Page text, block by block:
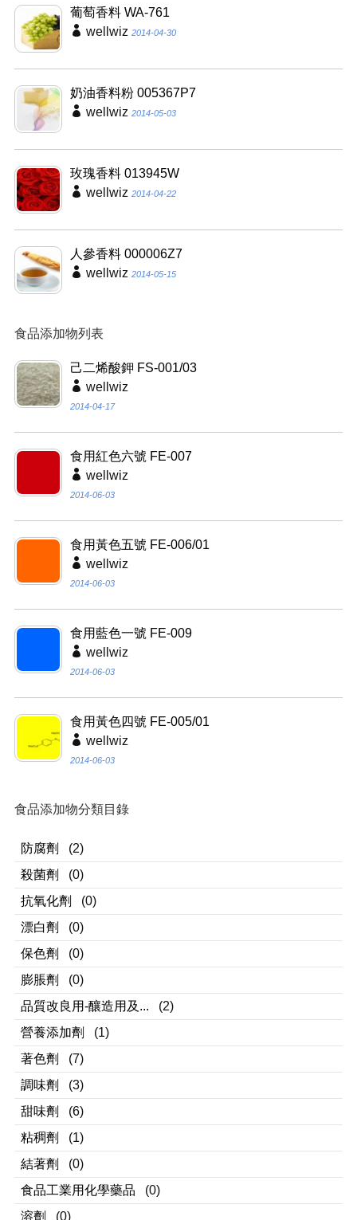
葡萄香料 WA-761
wellwiz 2014-04-30
奶油香料粉 005367P7
wellwiz 2014-05-03
玫瑰香料 013945W
wellwiz 2014-04-22
人參香料 000006Z7
wellwiz 2014-05-15
食品添加物列表
己二烯酸鉀 FS-001/03
wellwiz
2014-04-17
食用紅色六號 FE-007
wellwiz
2014-06-03
食用黃色五號 FE-006/01
wellwiz
2014-06-03
食用藍色一號 FE-009
wellwiz
2014-06-03
食用黃色四號 FE-005/01
wellwiz
2014-06-03
食品添加物分類目錄
防腐劑
(2)
殺菌劑
(0)
抗氧化劑
(0)
漂白劑
(0)
保色劑
(0)
膨脹劑
(0)
品質改良用-釀造用及...
(2)
營養添加劑
(1)
著色劑
(7)
調味劑
(3)
甜味劑
(6)
粘稠劑
(1)
結著劑
(0)
食品工業用化學藥品
(0)
溶劑
(0)